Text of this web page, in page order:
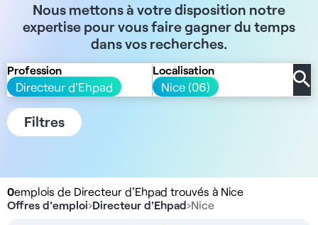
Nous mettons à votre disposition notre
expertise pour vous faire gagner du temps
dans vos recherches.
Profession
Directeur d'Ehpad
Localisation
Nice (06)
Filtres
0emplois de Directeur d'Ehpad trouvés à Nice
Offres d'emploi›Directeur d'Ehpad›Nice